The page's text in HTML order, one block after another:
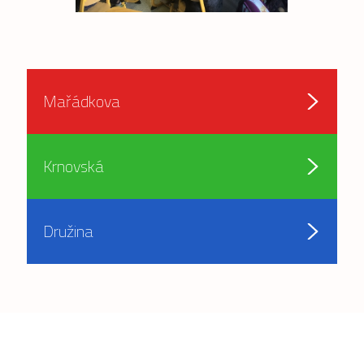
Mařádkova
Krnovská
Družina